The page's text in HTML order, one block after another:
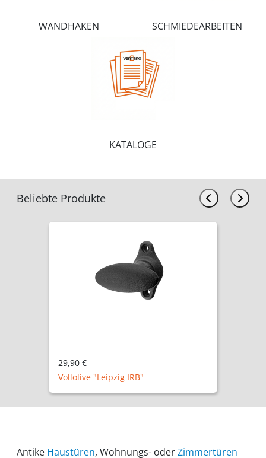
WANDHAKEN SCHMIEDEARBEITEN
KATALOGE
Beliebte Produkte
29,90 €
Vollolive "Leipzig IRB"
Antike Haustüren, Wohnungs- oderZimmertüren